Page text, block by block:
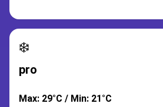
❄️
pro
Max: 29°C / Min: 21°C